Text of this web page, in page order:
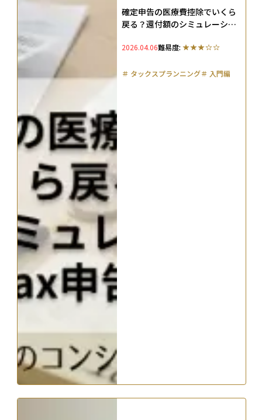
確定申告の医療費控除でいくら
戻る？還付額のシミュレーショ
まで解説
2026.04.06難易度:
＃ タックスプランニング＃ 入門編